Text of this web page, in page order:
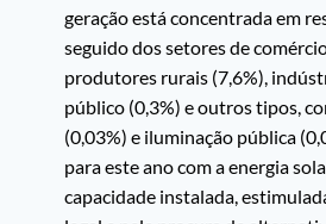
geração está concentrada em
seguido dos setores de
produtores rurais (7,6%),
público (0,3%) e outros tipos,
(0,03%) e iluminação pública
para este ano com a energia
capacidade instalada,